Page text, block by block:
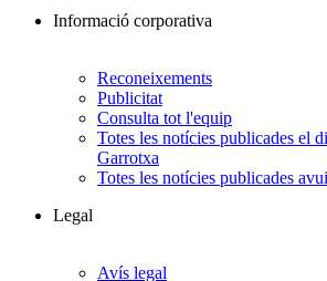
Informació corporativa
Reconeixements
Publicitat
Consulta tot l'equip
Totes les notícies publicades el
Garrotxa
Totes les notícies publicades
Legal
Avís legal